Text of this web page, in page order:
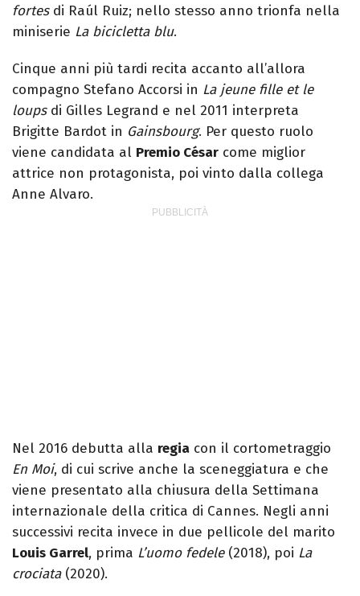
fortesdi Raúl Ruiz; nello stesso anno trionfa nella
miniserie La bicicletta blu.
Cinque anni più tardi recita accanto all’allora
compagno Stefano Accorsi in La jeune fille et le
loupsdi Gilles Legrand e nel 2011 interpreta
Brigitte Bardot in Gainsbourg. Per questo ruolo
viene candidata al Premio César come miglior
attrice non protagonista, poi vinto dalla collega
Anne Alvaro.
Nel 2016 debutta alla regia con il cortometraggio
En Moi, di cui scrive anche la sceneggiatura e che
viene presentato alla chiusura della Settimana
internazionale della critica di Cannes. Negli anni
successivi recita invece in due pellicole del marito
Louis Garrel, prima L’uomo fedele(2018), poi La
crociata(2020).